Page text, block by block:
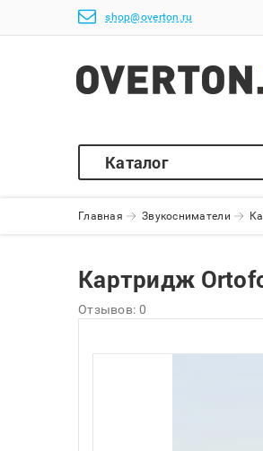
shop@overton.ru
Каталог
Главная Звукосниматели
Картридж
Отзывов: 0